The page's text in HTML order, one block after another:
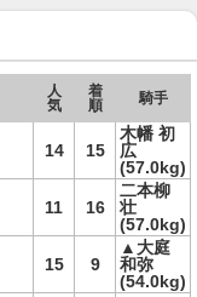
人
気
着
順
騎手
14 15
木幡 初
広
(57.0kg)
11 16
二本柳
壮
(57.0kg)
15 9
▲大庭
和弥
(54.0kg)